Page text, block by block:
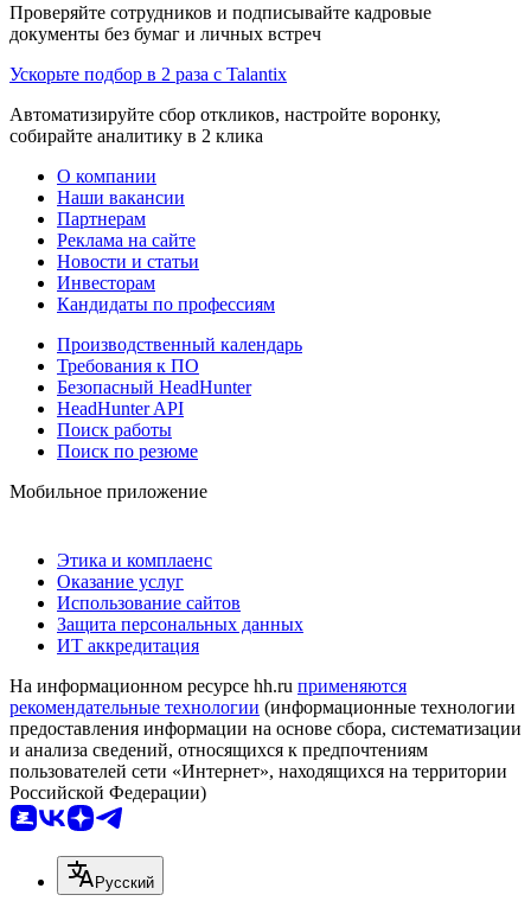
Проверяйте сотрудников и подписывайте кадровые
документы без бумаг и личных встреч
Ускорьте подбор в 2 раза с Talantix
Автоматизируйте сбор откликов, настройте воронку,
собирайте аналитику в 2 клика
О компании
Наши вакансии
Партнерам
Реклама на сайте
Новости и статьи
Инвесторам
Кандидаты по профессиям
Производственный календарь
Требования к ПО
Безопасный HeadHunter
HeadHunter API
Поиск работы
Поиск по резюме
Мобильное приложение
Этика и комплаенс
Оказание услуг
Использование сайтов
Защита персональных данных
ИТ аккредитация
На информационном ресурсе hh.ru применяются
рекомендательные технологии (информационные технологии
предоставления информации на основе сбора, систематизации
и анализа сведений, относящихся к предпочтениям
пользователей сети «Интернет», находящихся на территории
Российской Федерации)
Русский